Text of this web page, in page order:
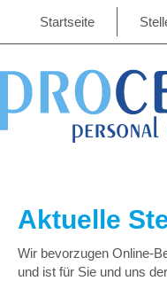
Startseite
Aktuelle
Wir bevorzugen Online-
und ist für Sie und uns